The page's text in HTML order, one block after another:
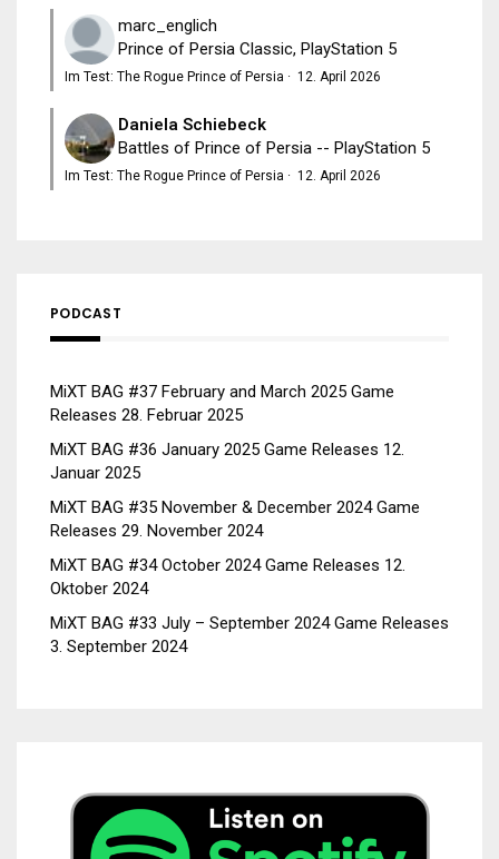
marc_englich
Prince of Persia Classic, PlayStation 5
Im Test: The Rogue Prince of Persia · 12. April 2026
Daniela Schiebeck
Battles of Prince of Persia -- PlayStation 5
Im Test: The Rogue Prince of Persia · 12. April 2026
PODCAST
MiXT BAG #37 February and March 2025 Game
Releases 28. Februar 2025
MiXT BAG #36 January 2025 Game Releases 12.
Januar 2025
MiXT BAG #35 November & December 2024 Game
Releases 29. November 2024
MiXT BAG #34 October 2024 Game Releases 12.
Oktober 2024
MiXT BAG #33 July – September 2024 Game Releases
3. September 2024